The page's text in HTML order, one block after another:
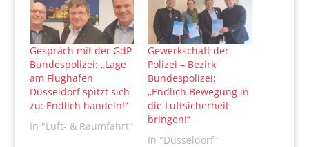
Gespräch mit der GdP
Bundespolizei: „Lage
am Flughafen
Düsseldorf spitzt sich
zu: Endlich handeln!“
In "Luft- & Raumfahrt"
Gewerkschaft der
Polizei – Bezirk
Bundespolizei:
„Endlich Bewegung in
die Luftsicherheit
bringen!“
In "Düsseldorf"